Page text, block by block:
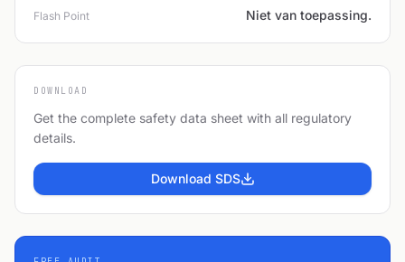
Flash Point Niet van toepassing.
DOWNLOAD
Get the complete safety data sheet with all regulatory
details.
Download SDS